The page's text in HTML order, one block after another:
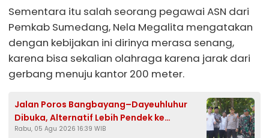
Sementara itu salah seorang pegawai ASN dari
Pemkab Sumedang, Nela Megalita mengatakan
dengan kebijakan ini dirinya merasa senang,
karena bisa sekalian olahraga karena jarak dari
gerbang menuju kantor 200 meter.
Jalan Poros Bangbayang–Dayeuhluhur
Dibuka, Alternatif Lebih Pendek ke
Sumedang Kota
Rabu, 05 Agu 2026 16:39 WIB